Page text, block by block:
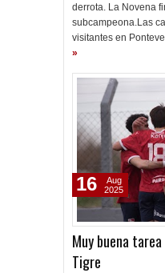
derrota. La Novena
subcampeona.Las
visitantes en
»
Muy buena
Tigre
16
Aug
2025